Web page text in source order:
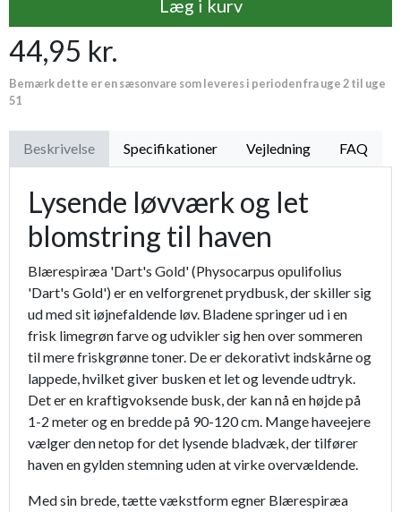
Læg i kurv
44,95 kr.
Bemærk dette er en sæsonvare som leveres i perioden fra uge 2 til uge
51
Beskrivelse Specifikationer Vejledning FAQ
Lysende løvværk og let
blomstring til haven
Blærespiræa 'Dart's Gold' (Physocarpus opulifolius
'Dart's Gold') er en velforgrenet prydbusk, der skiller sig
ud med sit iøjnefaldende løv. Bladene springer ud i en
frisk limegrøn farve og udvikler sig hen over sommeren
til mere friskgrønne toner. De er dekorativt indskårne og
lappede, hvilket giver busken et let og levende udtryk.
Det er en kraftigvoksende busk, der kan nå en højde på
1-2 meter og en bredde på 90-120 cm. Mange haveejere
vælger den netop for det lysende bladvæk, der tilfører
haven en gylden stemning uden at virke overvældende.
Med sin brede, tætte vækstform egner Blærespiræa